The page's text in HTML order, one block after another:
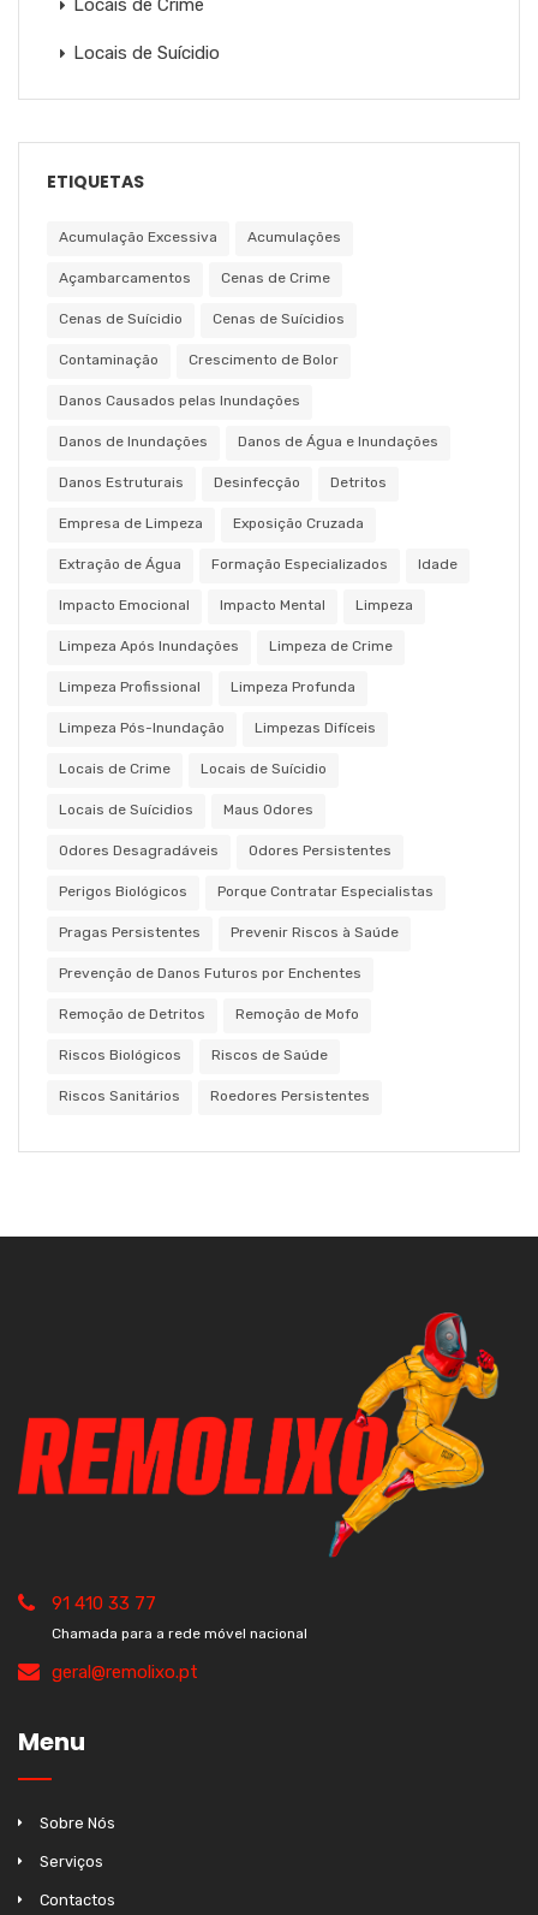
Locais de Crime
Locais de Suícidio
ETIQUETAS
Acumulação Excessiva Acumulações
Açambarcamentos Cenas de Crime
Cenas de Suícidio Cenas de Suícidios
Contaminação Crescimento de Bolor
Danos Causados pelas Inundações
Danos de Inundações Danos de Água e Inundações
Danos Estruturais Desinfecção Detritos
Empresa de Limpeza Exposição Cruzada
Extração de Água Formação Especializados Idade
Impacto Emocional Impacto Mental Limpeza
Limpeza Após Inundações Limpeza de Crime
Limpeza Profissional Limpeza Profunda
Limpeza Pós-Inundação Limpezas Difíceis
Locais de Crime Locais de Suícidio
Locais de Suícidios Maus Odores
Odores Desagradáveis Odores Persistentes
Perigos Biológicos Porque Contratar Especialistas
Pragas Persistentes Prevenir Riscos à Saúde
Prevenção de Danos Futuros por Enchentes
Remoção de Detritos Remoção de Mofo
Riscos Biológicos Riscos de Saúde
Riscos Sanitários Roedores Persistentes
91 410 33 77
Chamada para a rede móvel nacional
geral@remolixo.pt
Menu
Sobre Nós
Serviços
Contactos